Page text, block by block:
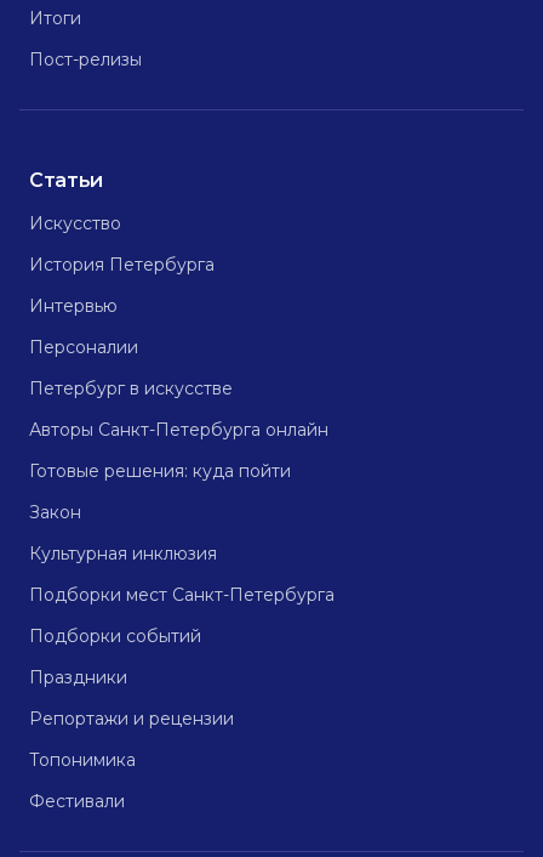
Итоги
Пост-релизы
Статьи
Искусство
История Петербурга
Интервью
Персоналии
Петербург в искусстве
Авторы Санкт-Петербурга онлайн
Готовые решения: куда пойти
Закон
Культурная инклюзия
Подборки мест Санкт-Петербурга
Подборки событий
Праздники
Репортажи и рецензии
Топонимика
Фестивали